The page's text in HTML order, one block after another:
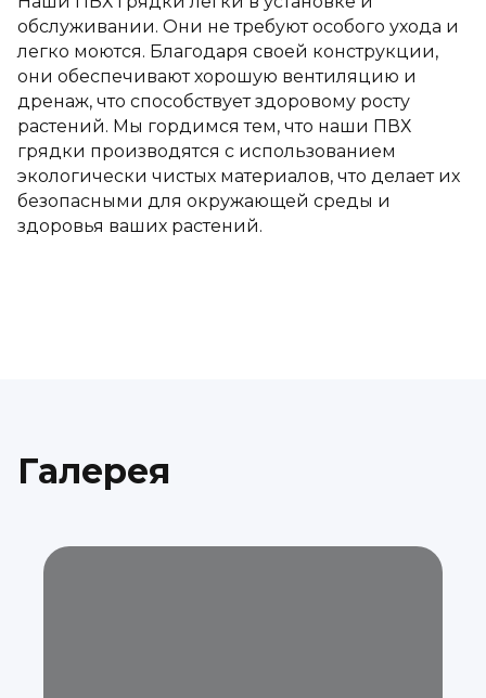
обслуживании. Они не требуют особого ухода и
легко моются. Благодаря своей конструкции,
они обеспечивают хорошую вентиляцию и
дренаж, что способствует здоровому росту
растений. Мы гордимся тем, что наши ПВХ
грядки производятся с использованием
экологически чистых материалов, что делает их
безопасными для окружающей среды и
здоровья ваших растений.
Галерея